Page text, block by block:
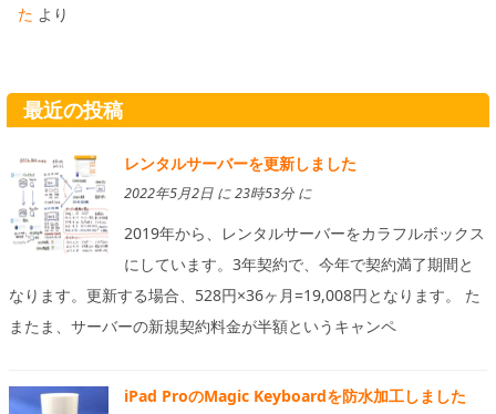
た より
最近の投稿
レンタルサーバーを更新しました
2022年5月2日 に 23時53分 に
2019年から、レンタルサーバーをカラフルボックス
にしています。3年契約で、今年で契約満了期間と
なります。更新する場合、528円×36ヶ月=19,008円となります。 た
またま、サーバーの新規契約料金が半額というキャンペ
iPad ProのMagic Keyboardを防水加工しました